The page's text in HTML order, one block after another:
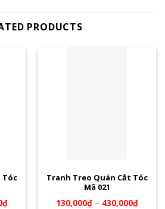
PRODUCTS
Tóc
₫
Tranh Treo Quán Cắt Tóc
Mã 021
130,000₫– 430,000₫